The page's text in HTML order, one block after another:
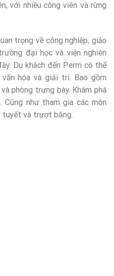
với nhiều công viên và rừng
trọng về công nghiệp, giáo
đại học và viện nghiên
Du khách đến Perm có thể
hóa và giải trí. Bao gồm
phòng trưng bày. Khám phá
như tham gia các môn
tuyết và trượt băng.